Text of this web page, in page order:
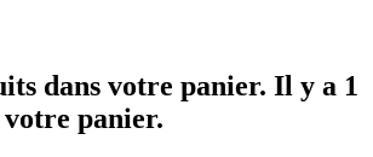
dans votre panier. Il y a 1
panier.